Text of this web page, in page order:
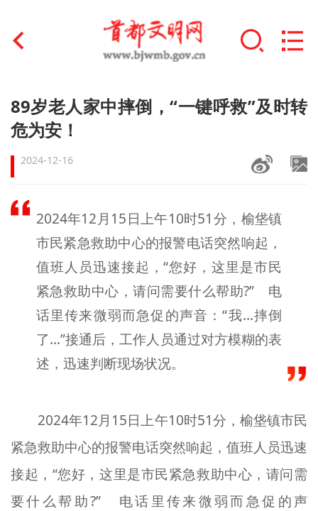
首页
文明创建
文明实践
文明培育
未成年人思想道德建设
榜样人物
身边好人
文明评论
北京宣传文化引导基金
专题
资料库
+
89岁老人家中摔倒，“一键呼救”及时转
危为安！
2024-12-16
2024年12月15日上午10时51分，榆垡镇
市民紧急救助中心的报警电话突然响起，
值班人员迅速接起，“您好，这里是市民
紧急救助中心，请问需要什么帮助?” 电
话里传来微弱而急促的声音：“我…摔倒
了…”接通后，工作人员通过对方模糊的表
述，迅速判断现场状况。
2024年12月15日上午10时51分，榆垡镇市民
紧急救助中心的报警电话突然响起，值班人员迅速
接起，“您好，这里是市民紧急救助中心，请问需
要什么帮助?” 电话里传来微弱而急促的声